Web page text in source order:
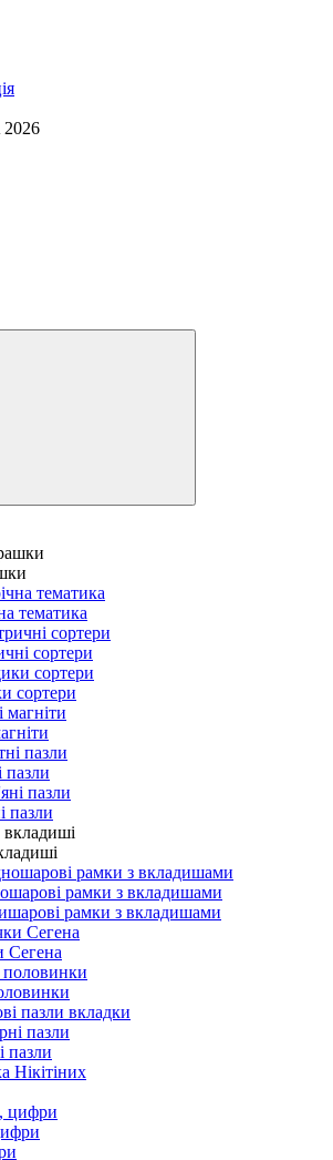
тематика
сортери
сортери
пазли
пазли
рамки з вкладишами
рамки з вкладишами
рамки з вкладишами
Сегена
пазли вкладки
пазли
Нікітіних